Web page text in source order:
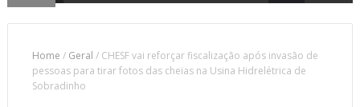
Home / Geral / CHESF vai reforçar fiscalização após invasão de
pessoas para tirar fotos das cheias na Usina Hidrelétrica de
Sobradinho